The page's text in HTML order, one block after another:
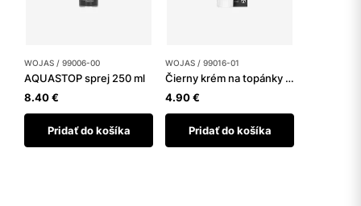
WOJAS / 99006-00
AQUASTOP sprej 250 ml
8.40 €
Pridať do košíka
WOJAS / 99016-01
Čierny krém na topánky tuba 75 ml
4.90 €
Pridať do košíka